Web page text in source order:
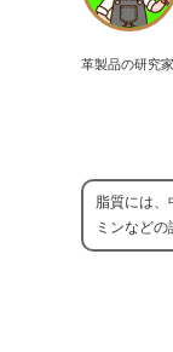
革製品の研究家
脂質には
ミンなどの